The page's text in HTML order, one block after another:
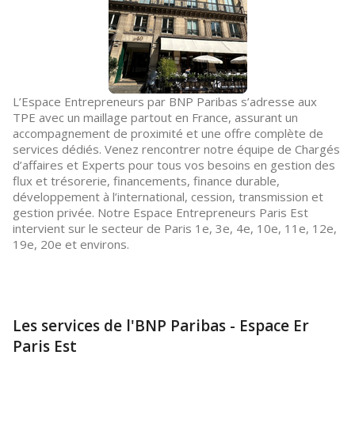
L’Espace Entrepreneurs par BNP Paribas s’adresse aux
TPE avec un maillage partout en France, assurant un
accompagnement de proximité et une offre complète de
services dédiés. Venez rencontrer notre équipe de Chargés
d’affaires et Experts pour tous vos besoins en gestion des
flux et trésorerie, financements, finance durable,
développement à l’international, cession, transmission et
gestion privée. Notre Espace Entrepreneurs Paris Est
intervient sur le secteur de Paris 1e, 3e, 4e, 10e, 11e, 12e,
19e, 20e et environs.
Les services de l'BNP Paribas - Espace Er
Paris Est